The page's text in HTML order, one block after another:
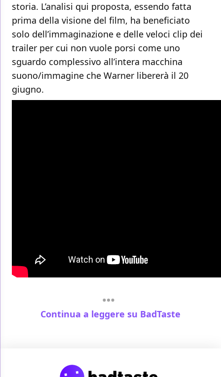
storia. L’analisi qui proposta, essendo fatta
prima della visione del film, ha beneficiato
solo dell’immaginazione e delle veloci clip dei
trailer per cui non vuole porsi come uno
sguardo complessivo all’intera macchina
suono/immagine che Warner libererà il 20
giugno.
Continua a leggere su BadTaste